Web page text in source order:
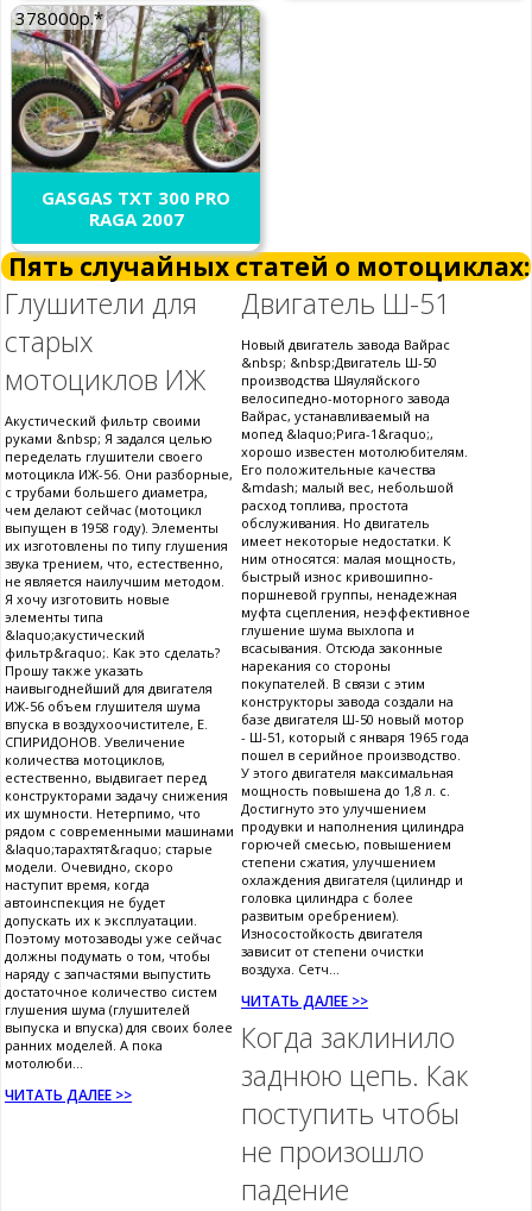
378000р.*
GASGAS TXT 300 PRO
RAGA 2007
Пять случайных статей о мотоциклах:
Глушители для
старых
мотоциклов ИЖ
Акустический фильтр своими
руками &nbsp; Я задался целью
переделать глушители своего
мотоцикла ИЖ-56. Они разборные,
с трубами большего диаметра,
чем делают сейчас (мотоцикл
выпущен в 1958 году). Элементы
их изготовлены по типу глушения
звука трением, что, естественно,
не является наилучшим методом.
Я хочу изготовить новые
элементы типа
&laquo;акустический
фильтр&raquo;. Как это сделать?
Прошу также указать
наивыгоднейший для двигателя
ИЖ-56 объем глушителя шума
впуска в воздухоочистителе, Е.
СПИРИДОНОВ. Увеличение
количества мотоциклов,
естественно, выдвигает перед
конструкторами задачу снижения
их шумности. Нетерпимо, что
рядом с современными машинами
&laquo;тарахтят&raquo; старые
модели. Очевидно, скоро
наступит время, когда
автоинспекция не будет
допускать их к эксплуатации.
Поэтому мотозаводы уже сейчас
должны подумать о том, чтобы
наряду с запчастями выпустить
достаточное количество систем
глушения шума (глушителей
выпуска и впуска) для своих более
ранних моделей. А пока
мотолюби...
ЧИТАТЬ ДАЛЕЕ >>
Двигатель Ш-51
Новый двигатель завода Вайрас
&nbsp; &nbsp;Двигатель Ш-50
производства Шяуляйского
велосипедно-моторного завода
Вайрас, устанавливаемый на
мопед &laquo;Рига-1&raquo;,
хорошо известен мотолюбителям.
Его положительные качества
&mdash; малый вес, небольшой
расход топлива, простота
обслуживания. Но двигатель
имеет некоторые недостатки. К
ним относятся: малая мощность,
быстрый износ кривошипно-
поршневой группы, ненадежная
муфта сцепления, неэффективное
глушение шума выхлопа и
всасывания. Отсюда законные
нарекания со стороны
покупателей. В связи с этим
конструкторы завода создали на
базе двигателя Ш-50 новый мотор
- Ш-51, который с января 1965 года
пошел в серийное производство.
У этого двигателя максимальная
мощность повышена до 1,8 л. с.
Достигнуто это улучшением
продувки и наполнения цилиндра
горючей смесью, повышением
степени сжатия, улучшением
охлаждения двигателя (цилиндр и
головка цилиндра с более
развитым оребрением).
Износостойкость двигателя
зависит от степени очистки
воздуха. Сетч...
ЧИТАТЬ ДАЛЕЕ >>
Когда заклинило
заднюю цепь. Как
поступить чтобы
не произошло
падение